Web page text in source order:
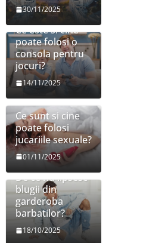
30/11/2025
Ce este si cine
poate folosi o
consola pentru
jocuri?
14/11/2025
Ce sunt si cine
poate folosi
jucariile sexuale?
01/11/2025
De ce nu lipsesc
blugii din
garderoba
barbatilor?
18/10/2025